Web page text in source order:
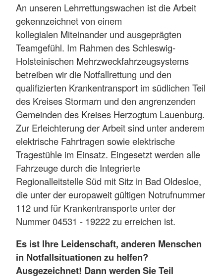
An unseren Lehrrettungswachen ist die Arbeit
gekennzeichnet von einem
kollegialen Miteinander und ausgeprägten
Teamgefühl. Im Rahmen des Schleswig-
Holsteinischen Mehrzweckfahrzeugsystems
betreiben wir die Notfallrettung und den
qualifizierten Krankentransport im südlichen Teil
des Kreises Stormarn und den angrenzenden
Gemeinden des Kreises Herzogtum Lauenburg.
Zur Erleichterung der Arbeit sind unter anderem
elektrische Fahrtragen sowie elektrische
Tragestühle im Einsatz. Eingesetzt werden alle
Fahrzeuge durch die Integrierte
Regionalleitstelle Süd mit Sitz in Bad Oldesloe,
die unter der europaweit gültigen Notrufnummer
112 und für Krankentransporte unter der
Nummer 04531 - 19222 zu erreichen ist.
Es ist Ihre Leidenschaft, anderen Menschen
in Notfallsituationen zu helfen?
Ausgezeichnet! Dann werden Sie Teil